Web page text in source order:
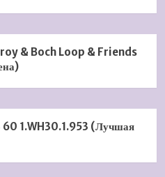
& Boch Loop & Friends
60 1.WH30.1.953 (Лучшая